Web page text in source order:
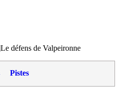
défens de Valpeironne
Pistes